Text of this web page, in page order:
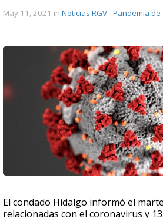
May 11, 2021 in Noticias RGV - Pandemia
El condado Hidalgo informó el
relacionadas con el coronavirus y